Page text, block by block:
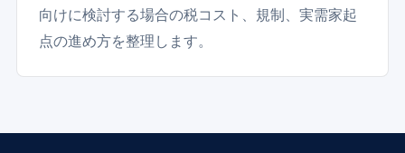
向けに検討する場合の税コスト、規制、実需家起
点の進め方を整理します。